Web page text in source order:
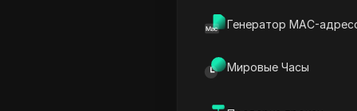
Генератор MAC-
Мировые Часы
Почему важна